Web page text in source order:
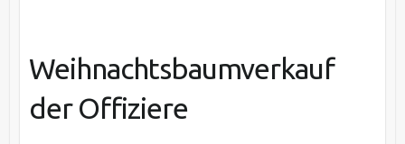
Weihnachtsbaumverkauf
der Offiziere